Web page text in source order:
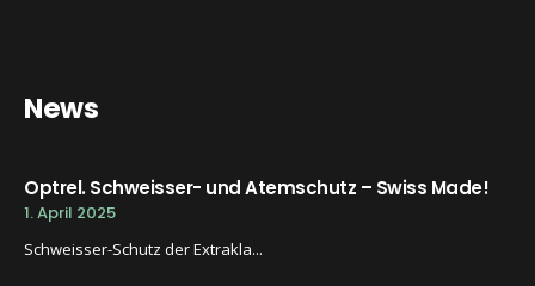
News
Optrel. Schweisser- und Atemschutz – Swiss Made!
1. April 2025
Schweisser-Schutz der Extrakla...